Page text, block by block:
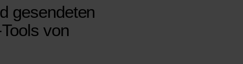
gesendeten
von